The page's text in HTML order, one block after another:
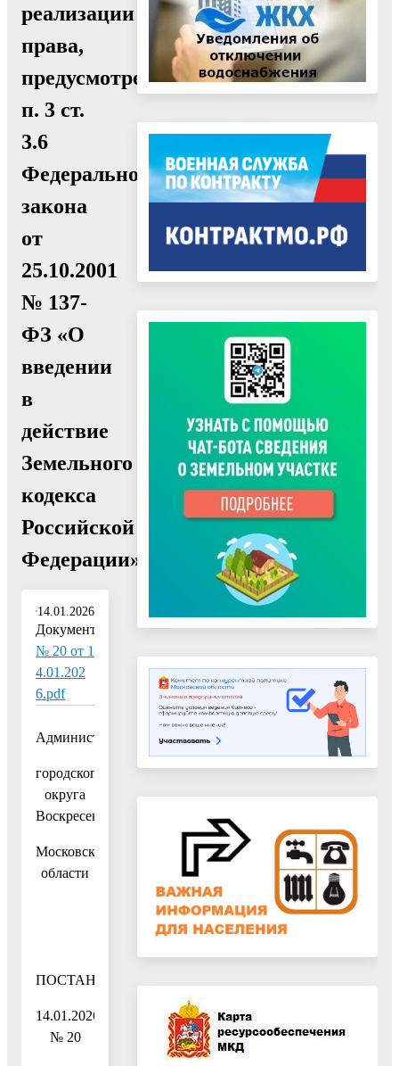
реализации
права,
предусмотренного
п. 3 ст.
3.6
Федерального
закона
от
25.10.2001
№ 137-
ФЗ «О
введении
в
действие
Земельного
кодекса
Российской
Федерации»"
14.01.2026
Документ:
№ 20 от 1
4.01.202
6.pdf
Администрация
городского
округа
Воскресенск
Московской
области
ПОСТАНОВЛЕНИЕ
14.01.2026
№ 20